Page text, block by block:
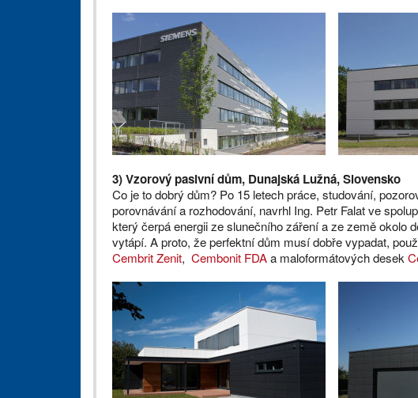
3) Vzorový pasivní dům, Dunajská Lužná, Slovensko
Co je to dobrý dům? Po 15 letech práce, studování,
porovnávání a rozhodování, navrhl Ing. Petr Falat ve
který čerpá energii ze slunečního záření a ze země okolo
vytápí. A proto, že perfektní dům musí dobře vypadat,
Cembrit Zenit, Cembonit FDAa maloformátových desek